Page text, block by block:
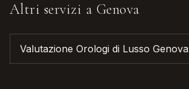
Altri servizi a Genova
Valutazione Orologi di Lusso Genova